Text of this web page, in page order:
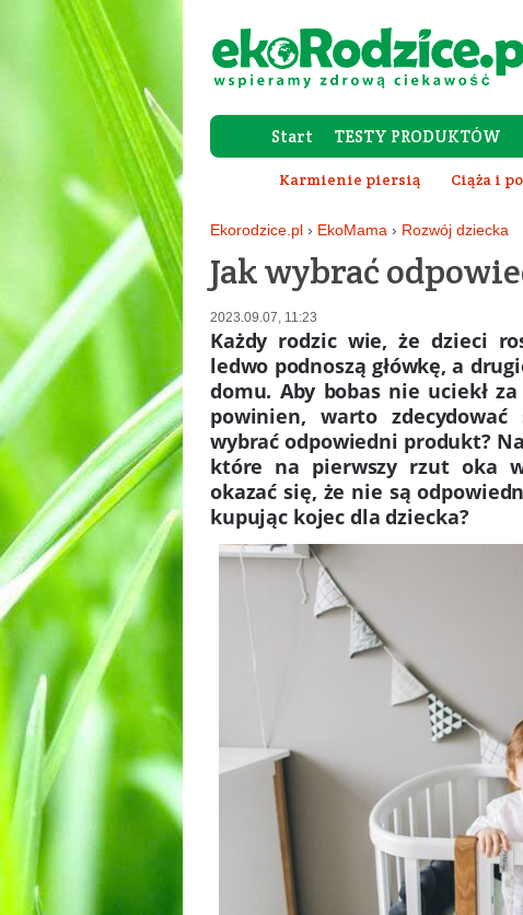
Start TESTY PRODUKTÓW
Karmienie piersią Ciąża i
Ekorodzice.pl › EkoMama › Rozwój dziecka
Jak wybrać
2023.09.07, 11:23
Każdy rodzic wie, że dzieci
ledwo podnoszą główkę, a
domu. Aby bobas nie uciekł
powinien, warto
wybrać odpowiedni produkt?
które na pierwszy rzut oka
okazać się, że nie są
kupując kojec dla dziecka?